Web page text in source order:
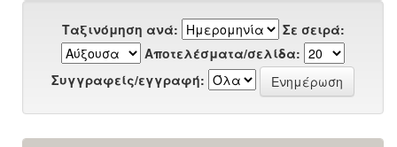
Ταξινόμηση ανά:
Σε σειρά:
Αποτελέσματα/σελίδα:
Συγγραφείς/εγγραφή: